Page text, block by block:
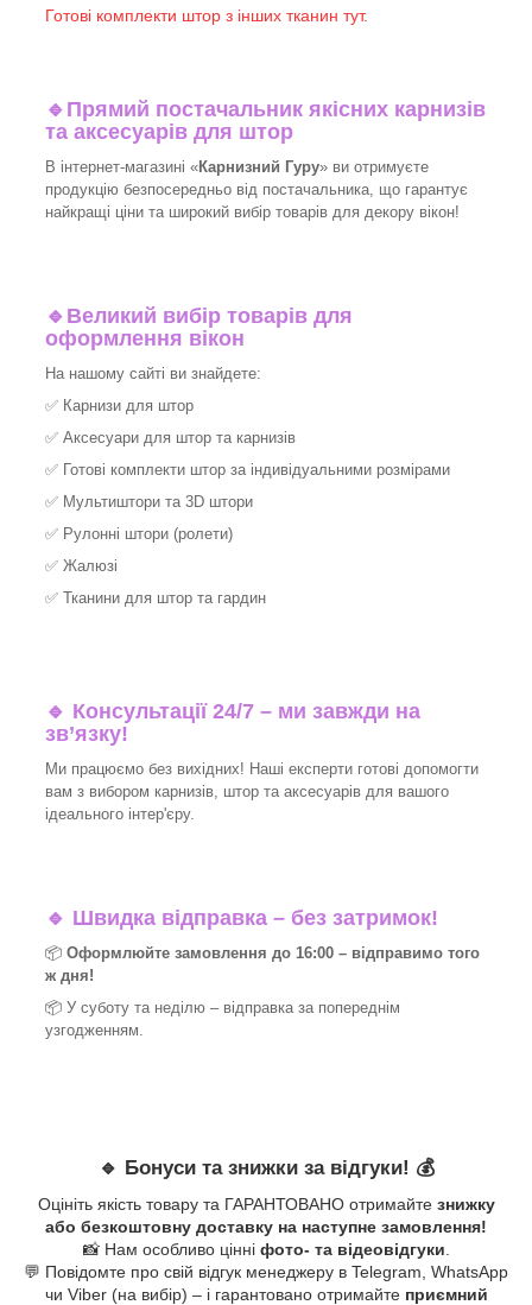
Готові комплекти штор з інших тканин тут.
🔹 Прямий постачальник якісних карнизів
та аксесуарів для штор
В інтернет-магазині «Карнизний Гуру» ви отримуєте
продукцію безпосередньо від постачальника, що гарантує
найкращі ціни та широкий вибір товарів для декору вікон!​
🔹 Великий вибір товарів для
оформлення вікон
На нашому сайті ви знайдете:
✅ Карнизи для штор
✅ Аксесуари для штор та карнизів
✅ Готові комплекти штор за індивідуальними розмірами
✅ Мультиштори та 3D штори
✅ Рулонні штори (ролети)
✅ Жалюзі
✅ Тканини для штор та гардин
🔹 Консультації 24/7 – ми завжди на
зв’язку!
Ми працюємо без вихідних! Наші експерти готові допомогти
вам з вибором карнизів, штор та аксесуарів для вашого
ідеального інтер'єру.​
🔹 Швидка відправка – без затримок!
📦 Оформлюйте замовлення до 16:00 – відправимо того
ж дня!
📦 У суботу та неділю – відправка за попереднім
узгодженням.
🔹 Бонуси та знижки за відгуки! 💰
Оцініть якість товару та ГАРАНТОВАНО отримайте знижку
або безкоштовну доставку на наступне замовлення!
📸 Нам особливо цінні фото- та відеовідгуки
💬 Повідомте про свій відгук менеджеру в Telegram, WhatsApp
чи Viber (на вибір) – і гарантовано отримайте приємний